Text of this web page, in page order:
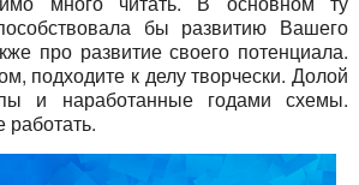
бы развитию Вашего
про развитие своего потенциала.
подходите к делу творчески. Долой
и наработанные годами схемы.
работать.